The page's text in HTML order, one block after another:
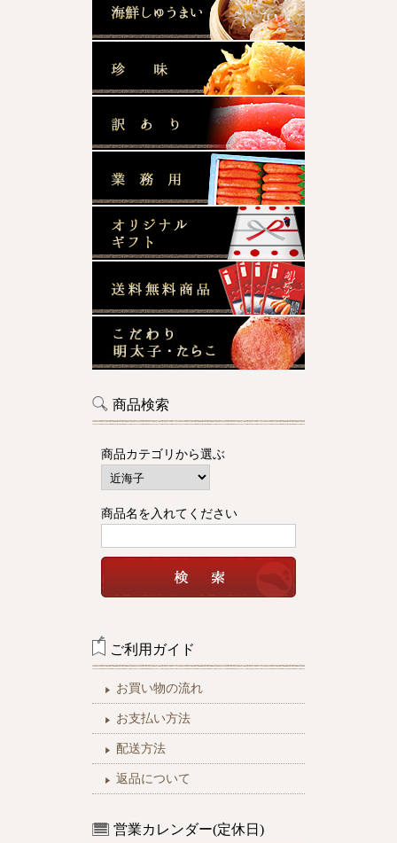
商品検索
商品カテゴリから選ぶ
商品名を入れてください
ご利用ガイド
お買い物の流れ
お支払い方法
配送方法
返品について
営業カレンダー(定休日)